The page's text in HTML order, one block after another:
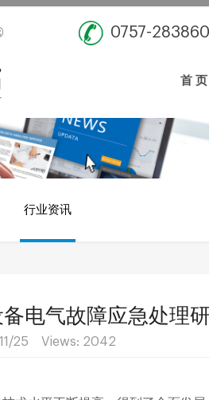
0757-
首 页
行业资讯
电气故障应急处理
25 Views: 2042